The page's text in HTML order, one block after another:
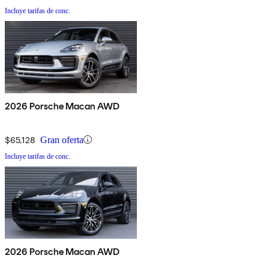
Incluye tarifas de conc.
2026 Porsche Macan AWD
$65,128 Gran oferta
Incluye tarifas de conc.
2026 Porsche Macan AWD